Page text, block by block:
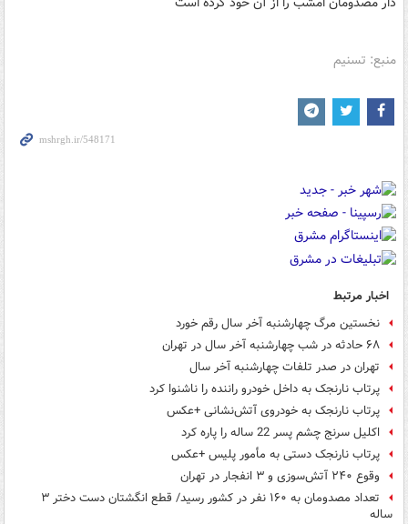
منبع: تسنیم
اخبار مرتبط
نخستین مرگ چهارشنبه آخر سال رقم خورد
۶۸ حادثه در شب چهارشنبه آخر سال در تهران
تهران در صدر تلفات چهارشنبه آخر سال
پرتاب نارنجک به داخل خودرو راننده را ناشنوا کرد
پرتاب نارنجک به خودروی آتش‌نشانی +عکس
اکلیل سرنج چشم پسر 22 ساله را پاره کرد
پرتاب نارنجک دستی به مأمور پلیس +عکس
وقوع ۲۴۰ آتش‌سوزی و ۳ انفجار در تهران
تعداد مصدومان به ۱۶۰ نفر در کشور رسید/ قطع انگشتان دست دختر ۳
ساله